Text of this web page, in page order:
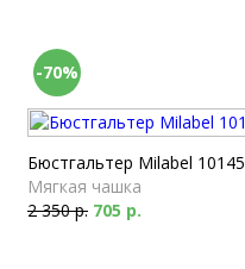
-70%
Бюстгальтер Milabel 10145
Мягкая чашка
2 350 р. 705 р.